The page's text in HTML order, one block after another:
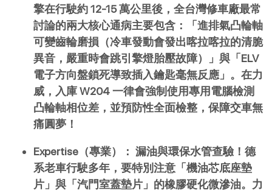
擎在行駛約 12-15 萬公里後，全台灣修車廠最常
討論的兩大核心通病主要包含：「進排氣凸輪軸
可變齒輪磨損（冷車發動會發出喀拉喀拉的清脆
異音，嚴重時會跳引擎燈胎壓故障）」與「ELV
電子方向盤鎖死導致插入鑰匙毫無反應」。在力
威，入庫 W204 一律會強制使用專用電腦檢測
凸輪軸相位差，並預防性全面檢整，保障交車無
痛圓夢！
Expertise（專業）： 漏油與環保水管查驗！德
系老車行駛多年，要特別注意「機油芯底座墊
片」與「汽門室蓋墊片」的橡膠硬化微滲油。力